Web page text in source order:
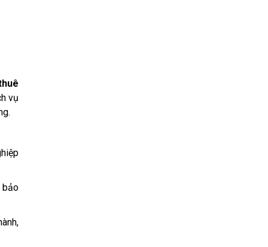
vụ
bảo